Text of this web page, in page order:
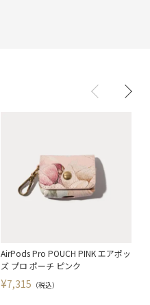
AirPods Pro POUCH PINK エアポッ
ズ プロ ポーチ ピンク
¥7,315 （税込）